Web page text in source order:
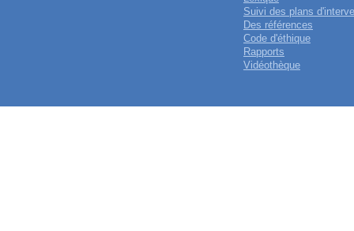
Suivi des plans
Des références
Code d'éthique
Rapports
Vidéothèque